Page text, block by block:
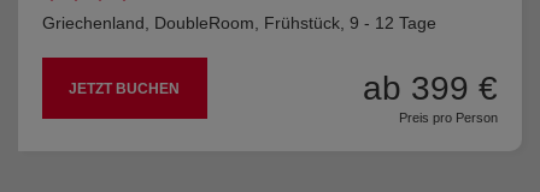
Griechenland, DoubleRoom, Frühstück, 9 - 12 Tage
JETZT BUCHEN ab 399 €
Preis pro Person